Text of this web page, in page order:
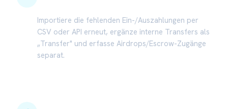
Importiere die fehlenden Ein-/Auszahlungen per
CSV oder API erneut, ergänze interne Transfers als
„Transfer" und erfasse Airdrops/Escrow-Zugänge
separat.